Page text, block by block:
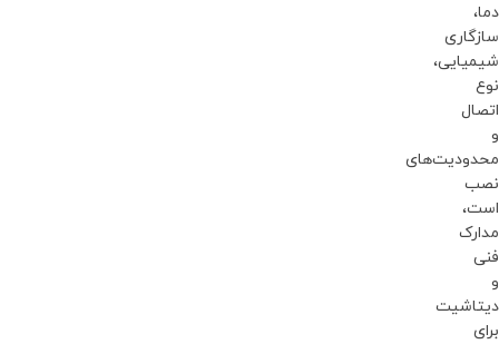
دما،
سازگاری
شیمیایی،
نوع
اتصال
و
محدودیت‌های
نصب
است،
مدارک
فنی
و
دیتاشیت
برای